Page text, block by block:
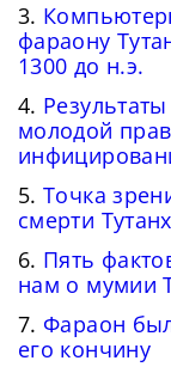
3.
фараону
1300 до н.э.
4.
молодой
5.Точка
смерти
6. Пять
нам о мумии
7. Фараон
его кончину